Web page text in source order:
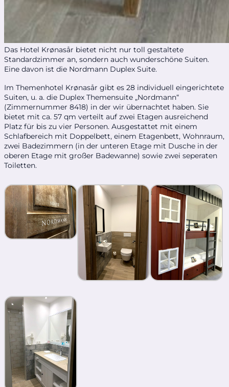
Das Hotel Krønasår bietet nicht nur toll gestaltete
Standardzimmer an, sondern auch wunderschöne Suiten.
Eine davon ist die Nordmann Duplex Suite.
Im Themenhotel Krønasår gibt es 28 individuell eingerichtete
Suiten, u. a. die Duplex Themensuite „Nordmann“
(Zimmernummer 8418) in der wir übernachtet haben. Sie
bietet mit ca. 57 qm verteilt auf zwei Etagen ausreichend
Platz für bis zu vier Personen. Ausgestattet mit einem
Schlafbereich mit Doppelbett, einem Etagenbett, Wohnraum,
zwei Badezimmern (in der unteren Etage mit Dusche in der
oberen Etage mit großer Badewanne) sowie zwei seperaten
Toiletten.